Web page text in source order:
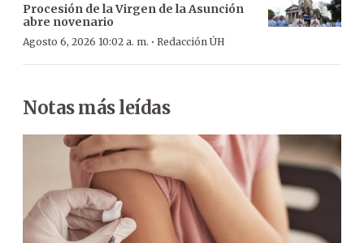
Procesión de la Virgen de la Asunción
abre novenario
Agosto 6, 2026 10:02 a. m. · Redacción ÚH
Notas más leídas